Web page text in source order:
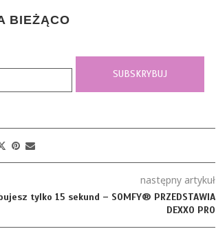
BIEŻĄCO
następny artykuł
tylko 15 sekund – SOMFY® PRZEDSTAWIA
DEXXO PRO